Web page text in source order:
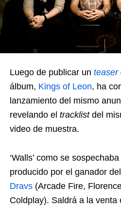
Luego de publicar un teaser
álbum, Kings of Leon, ha
lanzamiento del mismo
revelando el tracklistdel
video de muestra.
‘Walls’ como se
producido por el ganador
Dravs (Arcade Fire,
Coldplay). Saldrá a la venta